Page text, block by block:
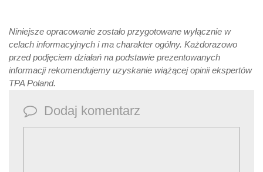
Niniejsze opracowanie zostało przygotowane wyłącznie w
celach informacyjnych i ma charakter ogólny. Każdorazowo
przed podjęciem działań na podstawie prezentowanych
informacji rekomendujemy uzyskanie wiążącej opinii ekspertów
TPA Poland.
Dodaj komentarz